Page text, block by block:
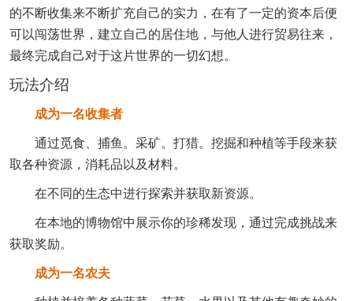
的不断收集来不断扩充自己的实力，在有了一定的资本后便
可以闯荡世界，建立自己的居住地，与他人进行贸易往来，
最终完成自己对于这片世界的一切幻想。
玩法介绍
成为一名收集者
通过觅食、捕鱼。采矿。打猎。挖掘和种植等手段来获
取各种资源，消耗品以及材料。
在不同的生态中进行探索并获取新资源。
在本地的博物馆中展示你的珍稀发现，通过完成挑战来
获取奖励。
成为一名农夫